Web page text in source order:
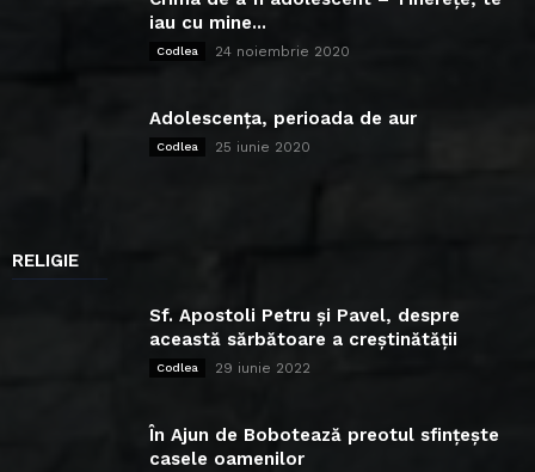
iau cu mine...
Codlea 24 noiembrie 2020
Adolescența, perioada de aur
Codlea 25 iunie 2020
RELIGIE
Sf. Apostoli Petru și Pavel, despre
această sărbătoare a creștinătății
Codlea 29 iunie 2022
În Ajun de Bobotează preotul sfințește
casele oamenilor